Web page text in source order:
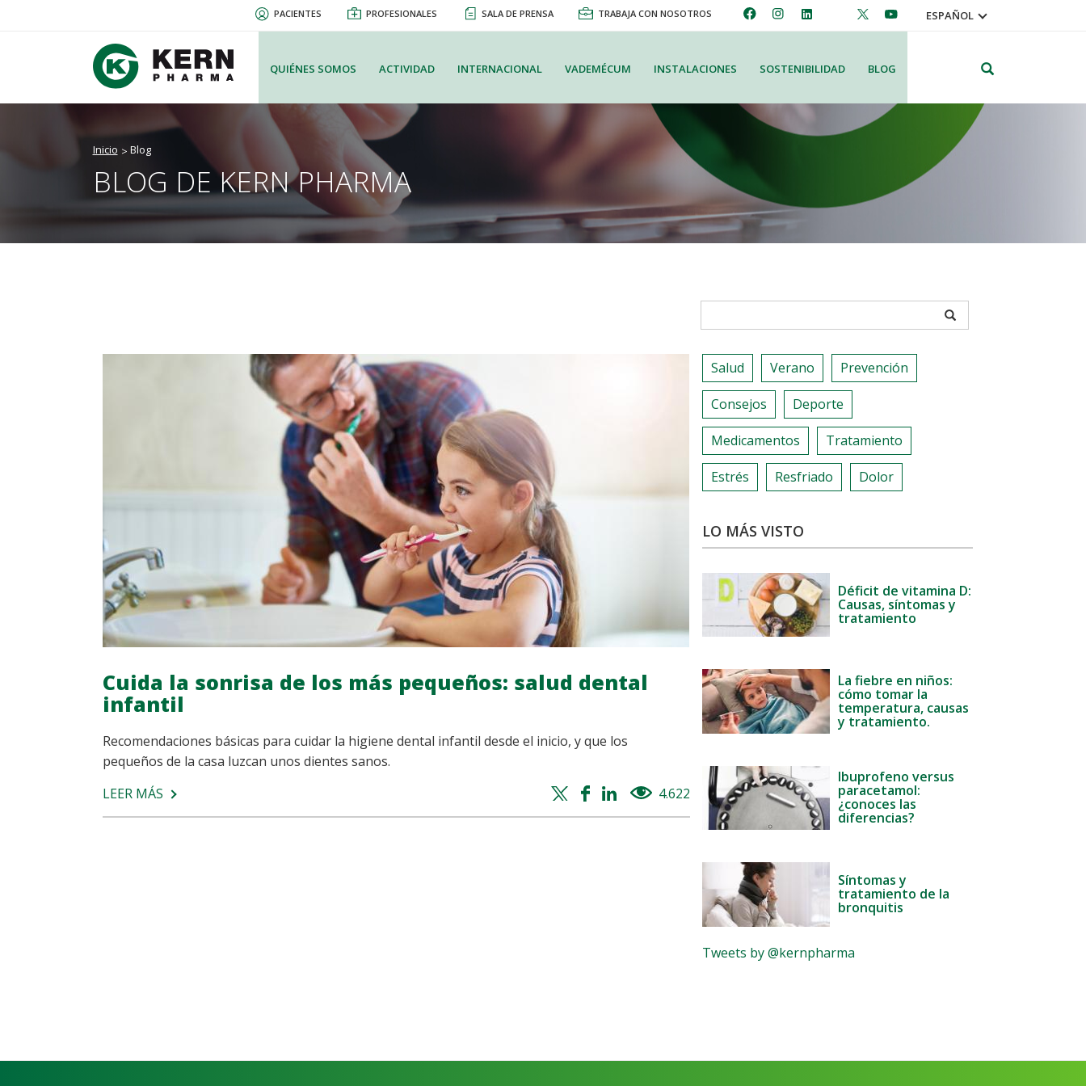
PACIENTES PROFESIONALES SALA DE PRENSA TRABAJA CON NOSOTROS ESPAÑOL
QUIÉNES SOMOS ACTIVIDAD INTERNACIONAL VADEMÉCUM INSTALACIONES SOSTENIBILIDAD BLOG
Inicio Blog
BLOG DE KERN PHARMA
APPLY
Cuida la sonrisa de los más pequeños: salud dental
infantil
Recomendaciones básicas para cuidar la higiene dental infantil desde el inicio, y que los
pequeños de la casa luzcan unos dientes sanos.
LEER MÁS SOBRE
CUIDA
Twitter
share
Facebook
share
Whatsapp
share
Linkedin
share
4.622 views
Salud Verano Prevención
Consejos Deporte
Medicamentos Tratamiento
Estrés Resfriado Dolor
LO MÁS VISTO
Déficit de vitamina D:
Causas, síntomas y
tratamiento
La fiebre en niños:
cómo tomar la
temperatura, causas
y tratamiento.
Ibuprofeno versus
paracetamol:
¿conoces las
diferencias?
Síntomas y
tratamiento de la
bronquitis
Tweets by @kernpharma